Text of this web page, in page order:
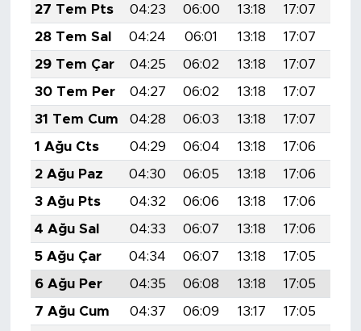
27 Tem Pts
04:23 06:00 13:18 17:07
28 Tem Sal
04:24 06:01 13:18 17:07
29 Tem Çar
04:25 06:02 13:18 17:07
30 Tem Per
04:27 06:02 13:18 17:07
31 Tem Cum
04:28 06:03 13:18 17:07
1 Ağu Cts
04:29 06:04 13:18 17:06
2 Ağu Paz
04:30 06:05 13:18 17:06
3 Ağu Pts
04:32 06:06 13:18 17:06
4 Ağu Sal
04:33 06:07 13:18 17:06
5 Ağu Çar
04:34 06:07 13:18 17:05
6 Ağu Per
04:35 06:08 13:18 17:05
7 Ağu Cum
04:37 06:09 13:17 17:05